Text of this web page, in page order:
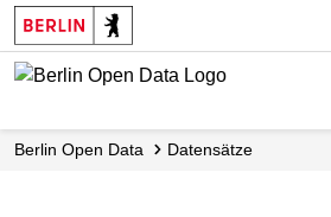
Skip
to
main
Berlin Open Data Datensätze